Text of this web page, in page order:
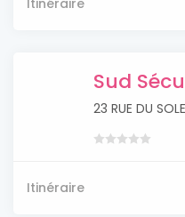
Itinéraire
Sud
23 RUE DU
Itinéraire